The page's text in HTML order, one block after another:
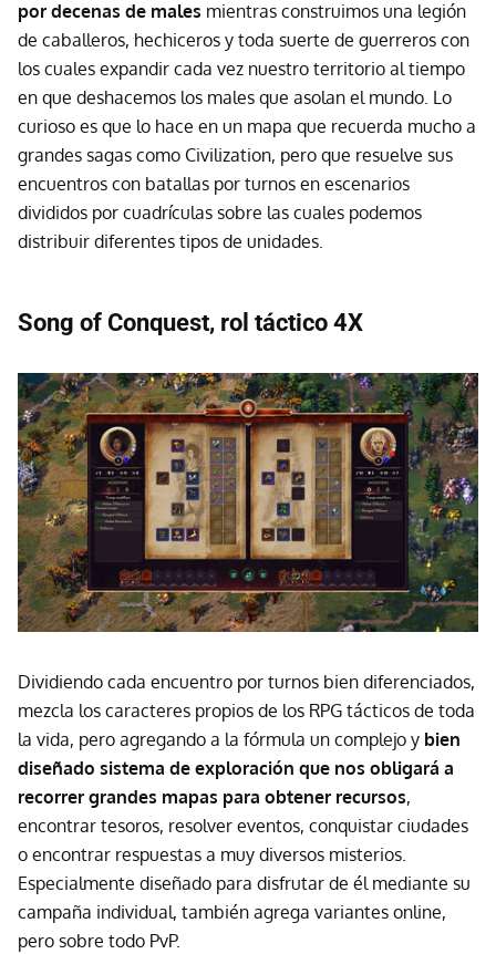
por decenas de males mientras construimos una legión
de caballeros, hechiceros y toda suerte de guerreros con
los cuales expandir cada vez nuestro territorio al tiempo
en que deshacemos los males que asolan el mundo. Lo
curioso es que lo hace en un mapa que recuerda mucho a
grandes sagas como Civilization, pero que resuelve sus
encuentros con batallas por turnos en escenarios
divididos por cuadrículas sobre las cuales podemos
distribuir diferentes tipos de unidades.
Song of Conquest, rol táctico 4X
Dividiendo cada encuentro por turnos bien diferenciados,
mezcla los caracteres propios de los RPG tácticos de toda
la vida, pero agregando a la fórmula un complejo y bien
diseñado sistema de exploración que nos obligará a
recorrer grandes mapas para obtener recursos,
encontrar tesoros, resolver eventos, conquistar ciudades
o encontrar respuestas a muy diversos misterios.
Especialmente diseñado para disfrutar de él mediante su
campaña individual, también agrega variantes online,
pero sobre todo PvP.